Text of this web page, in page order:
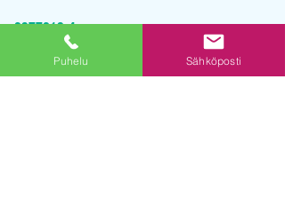
2377213-4
Pyydä tarjous palvelusta
Puhelu Sähköposti